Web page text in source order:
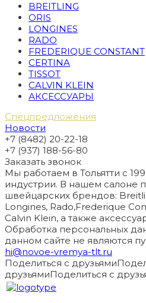
BREITLING
ORIS
LONGINES
RADO
FREDERIQUE CONSTANT
CERTINA
TISSOT
CALVIN KLEIN
АКСЕССУАРЫ
Спецпредложения
Новости
+7 (8482) 20-22-18
+7 (937) 188-56-80
Заказать звонок
Мы работаем в Тольятти с
индустрии. В нашем салоне
швейцарских брендов:
Longines, Rado,Frederique
Calvin Klein, а также
Обработка персональных
данном сайте не являются
hi@novoe-vremya-tlt.ru
Поделиться с друзьями
друзьямиПоделиться с